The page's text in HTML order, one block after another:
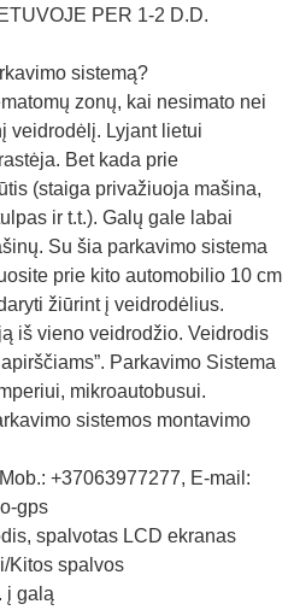
PER 1-2 D.D.
sistemą?
zonų, kai nesimato nei
veidrodėlį. Lyjant lietui
Bet kada prie
(staiga privažiuoja mašina,
ir t.t.). Galų gale labai
Su šia parkavimo sistema
prie kito automobilio 10 cm
žiūrint į veidrodėlius.
iš vieno veidrodžio. Veidrodis
Parkavimo Sistema
mikroautobusui.
sistemos montavimo
+37063977277, E-mail:
gps
spalvotas LCD ekranas
Kitos spalvos
į galą